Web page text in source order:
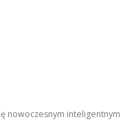
nowoczesnym inteligentnym